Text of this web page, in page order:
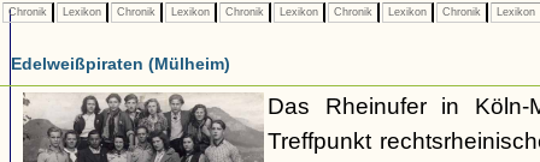
Chronik Lexikon Chronik Lexikon Chronik Lexikon Chronik Lexikon Chronik Lexikon
Edelweißpiraten (Mülheim)
Das Rheinufer in Köln-
Treffpunkt